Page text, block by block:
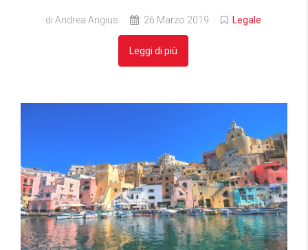
di Andrea Angius 26 Marzo 2019 Legale
Leggi di più